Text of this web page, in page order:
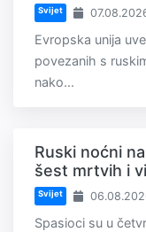
Svijet
Evropska unija
povezanih s
nako...
Ruski noćni
šest mrtvih i
Svijet
Spasioci su u